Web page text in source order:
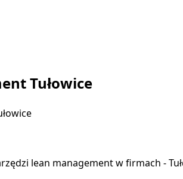
Tułowice
lean management w firmach -